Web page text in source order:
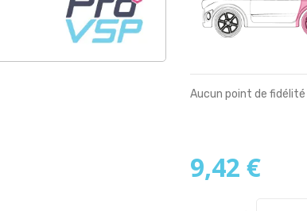
Aucun point de
9,42 €